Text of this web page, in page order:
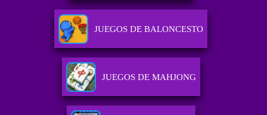
JUEGOS DE BALONCESTO
JUEGOS DE MAHJONG